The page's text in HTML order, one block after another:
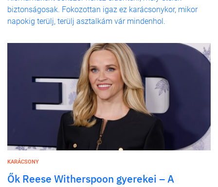
biztonságosak. Fokozottan igaz ez karácsonykor, mikor
napokig terülj, terülj asztalkám vár mindenhol.
KARÁCSONY
Ők Reese Witherspoon gyerekei – A